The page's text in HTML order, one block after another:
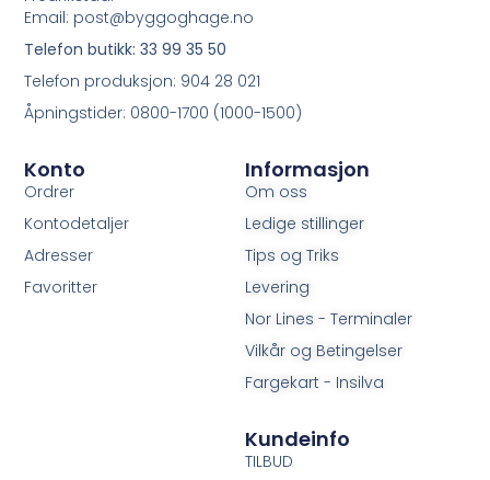
Informasjon
Om oss
Ledige stillinger
Tips og Triks
Levering
Nor Lines - Terminaler
Vilkår og Betingelser
Fargekart - Insilva
Konto
Ordrer
Kontodetaljer
Adresser
Favoritter
Kundeinfo
TILBUD
Email: post@byggoghage.no
Telefon butikk: 33 99 35 50
Telefon produksjon: 904 28 021
Åpningstider: 0800-1700 (1000-1500)